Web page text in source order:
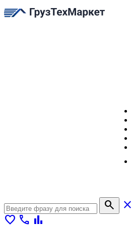
search
close
favorite call bar_chart